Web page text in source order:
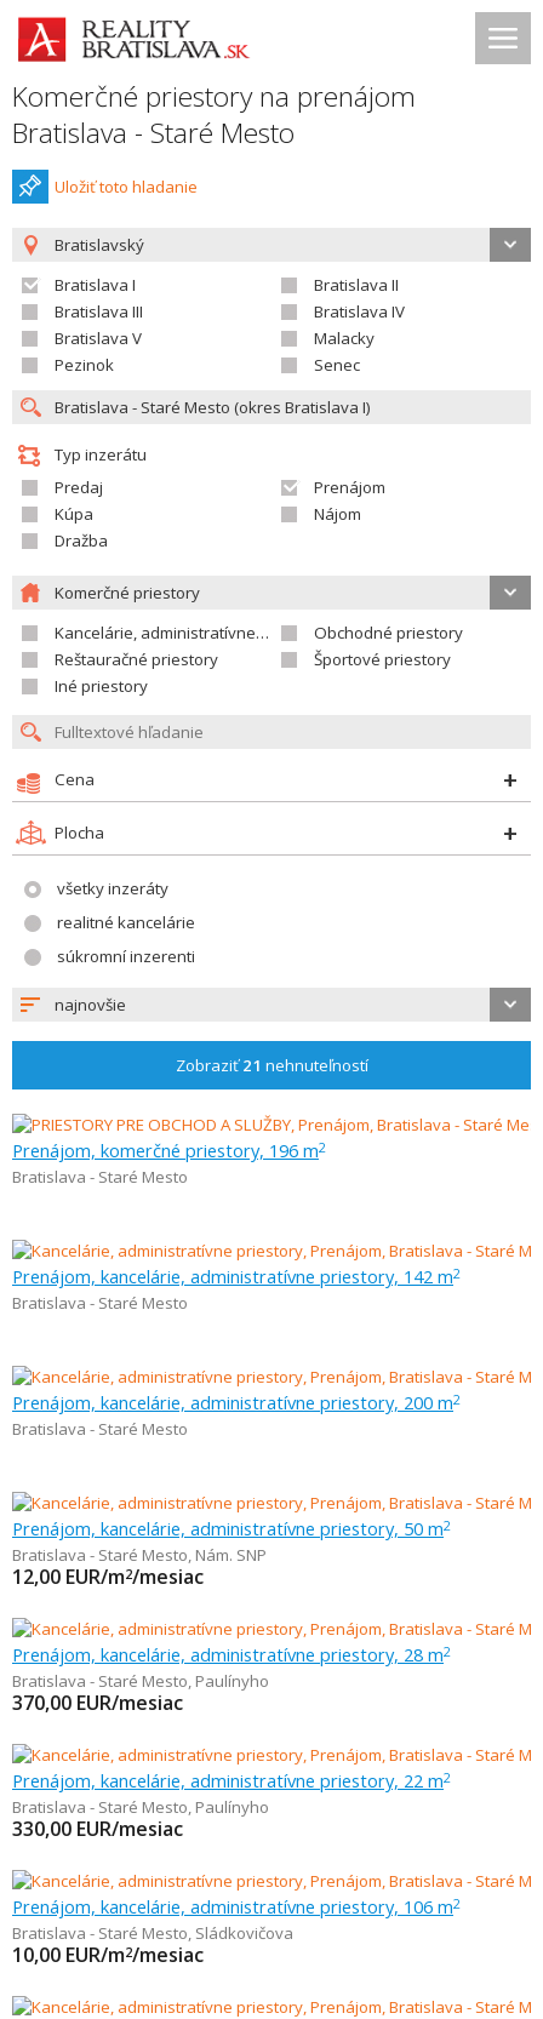
Komerčné priestory na prenájom
Bratislava - Staré Mesto
Uložiť toto hladanie
Bratislavský
Bratislava I
Bratislava II
Bratislava III
Bratislava IV
Bratislava V
Malacky
Pezinok
Senec
Typ inzerátu
Predaj
Prenájom
Kúpa
Nájom
Dražba
Komerčné priestory
Kancelárie, administratívne priestory
Obchodné priestory
Reštauračné priestory
Športové priestory
Iné priestory
Cena
Plocha
všetky inzeráty
realitné kancelárie
súkromní inzerenti
najnovšie
Zobraziť21 nehnuteľností
Prenájom, komerčné priestory, 196 m2
Bratislava - Staré Mesto
Prenájom, kancelárie, administratívne priestory, 142 m2
Bratislava - Staré Mesto
Prenájom, kancelárie, administratívne priestory, 200 m2
Bratislava - Staré Mesto
Prenájom, kancelárie, administratívne priestory, 50 m2
Bratislava - Staré Mesto, Nám. SNP
12,00 EUR/m2/mesiac
Prenájom, kancelárie, administratívne priestory, 28 m2
Bratislava - Staré Mesto, Paulínyho
370,00 EUR/mesiac
Prenájom, kancelárie, administratívne priestory, 22 m2
Bratislava - Staré Mesto, Paulínyho
330,00 EUR/mesiac
Prenájom, kancelárie, administratívne priestory, 106 m2
Bratislava - Staré Mesto, Sládkovičova
10,00 EUR/m2/mesiac